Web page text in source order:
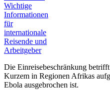
Die Einreisebeschränkung
Kurzem in Regionen Afrikas
Ebola ausgebrochen ist.